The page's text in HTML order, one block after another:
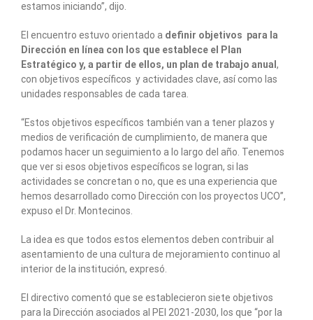
estamos iniciando”, dijo.
El encuentro estuvo orientado a definir objetivos para la
Dirección en línea con los que establece el Plan
Estratégico y, a partir de ellos, un plan de trabajo anual ,
con objetivos específicos y actividades clave, así como las
unidades responsables de cada tarea.
“Estos objetivos específicos también van a tener plazos y
medios de verificación de cumplimiento, de manera que
podamos hacer un seguimiento a lo largo del año. Tenemos
que ver si esos objetivos específicos se logran, si las
actividades se concretan o no, que es una experiencia que
hemos desarrollado como Dirección con los proyectos UCO”,
expuso el Dr. Montecinos.
La idea es que todos estos elementos deben contribuir al
asentamiento de una cultura de mejoramiento continuo al
interior de la institución, expresó.
El directivo comentó que se establecieron siete objetivos
para la Dirección asociados al PEI 2021-2030, los que “por la